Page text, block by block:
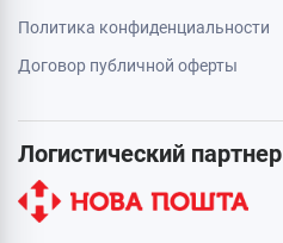
Политика конфиденциальности
Договор публичной оферты
Логистический партнер